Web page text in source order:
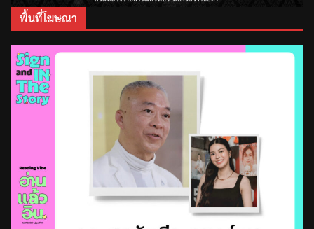
พื้นที่โฆษณา